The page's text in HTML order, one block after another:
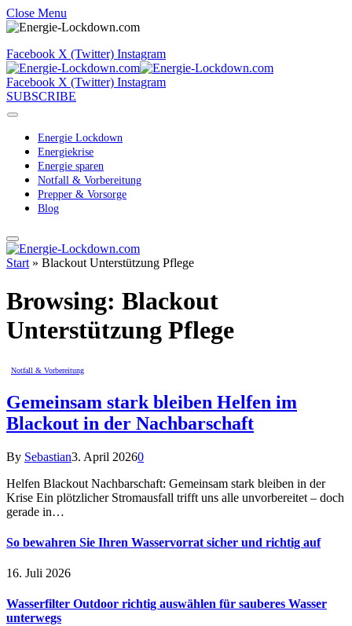
Close Menu
Facebook X (Twitter) Instagram
Facebook X (Twitter) Instagram
SUBSCRIBE
Energie Lockdown
Energiekrise
Energie sparen
Notfall & Vorbereitung
Prepper & Vorsorge
Blog
Start » Blackout Unterstützung Pflege
Browsing: Blackout
Unterstützung Pflege
Notfall & Vorbereitung
Gemeinsam stark bleiben Helfen im
Blackout in der Nachbarschaft
By Sebastian3. April 20260
Helfen Blackout Nachbarschaft: Gemeinsam stark bleiben in der
Krise Ein plötzlicher Stromausfall trifft uns alle unvorbereitet – doch
gerade in…
So bewahren Sie Ihren Wasservorrat sicher und richtig auf
16. Juli 2026
Wasserfilter Outdoor richtig auswählen für sauberes Wasser
unterwegs